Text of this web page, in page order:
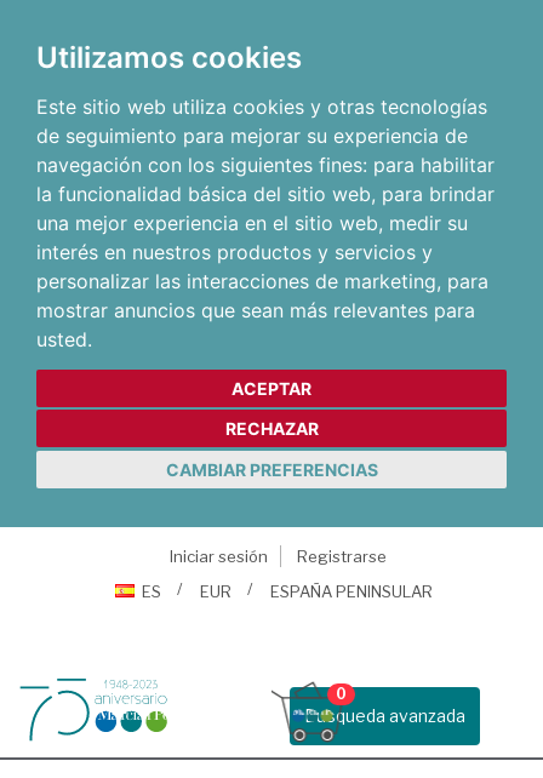
Utilizamos cookies
Este sitio web utiliza cookies y otras tecnologías
de seguimiento para mejorar su experiencia de
navegación con los siguientes fines: para habilitar
la funcionalidad básica del sitio web, para brindar
una mejor experiencia en el sitio web, medir su
interés en nuestros productos y servicios y
personalizar las interacciones de marketing, para
mostrar anuncios que sean más relevantes para
usted.
ACEPTAR
RECHAZAR
CAMBIAR PREFERENCIAS
Iniciar sesión
Registrarse
ES
EUR ESPAÑA PENINSULAR
Busqueda avanzada
0